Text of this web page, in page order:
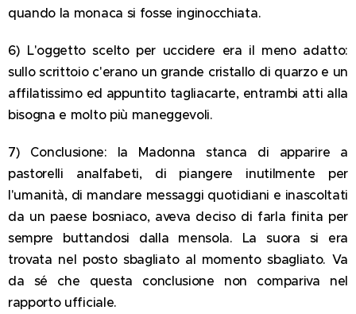
quando la monaca si fosse inginocchiata.
6) L'oggetto scelto per uccidere era il meno adatto:
sullo scrittoio c'erano un grande cristallo di quarzo e un
affilatissimo ed appuntito tagliacarte, entrambi atti alla
bisogna e molto più maneggevoli.
7) Conclusione: la Madonna stanca di apparire a
pastorelli analfabeti, di piangere inutilmente per
l'umanità, di mandare messaggi quotidiani e inascoltati
da un paese bosniaco, aveva deciso di farla finita per
sempre buttandosi dalla mensola. La suora si era
trovata nel posto sbagliato al momento sbagliato. Va
da sé che questa conclusione non compariva nel
rapporto ufficiale.